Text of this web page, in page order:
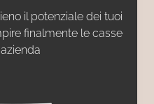
il potenziale dei tuoi
finalmente le casse